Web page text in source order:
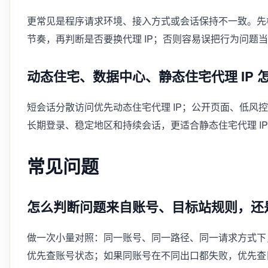
更常见是程序请求环境、接入方式或会话保持不一致。
节奏，再判断是否要换代理 IP；否则容易误把行为问题
动态住宅、数据中心、静态住宅代理 IP
短会话分散访问优先动态住宅代理 IP；公开页面、低风
长期登录、稳定地区和持续会话，更适合静态住宅代理
常见问题
怎么判断问题来自账号、目标站规则，
做一次小量对照：同一账号、同一路径、同一请求方式
优先查账号状态；如果同账号在不同出口都失败，优先